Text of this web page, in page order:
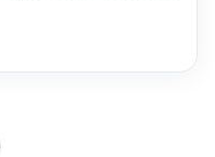
de estilo de vida e